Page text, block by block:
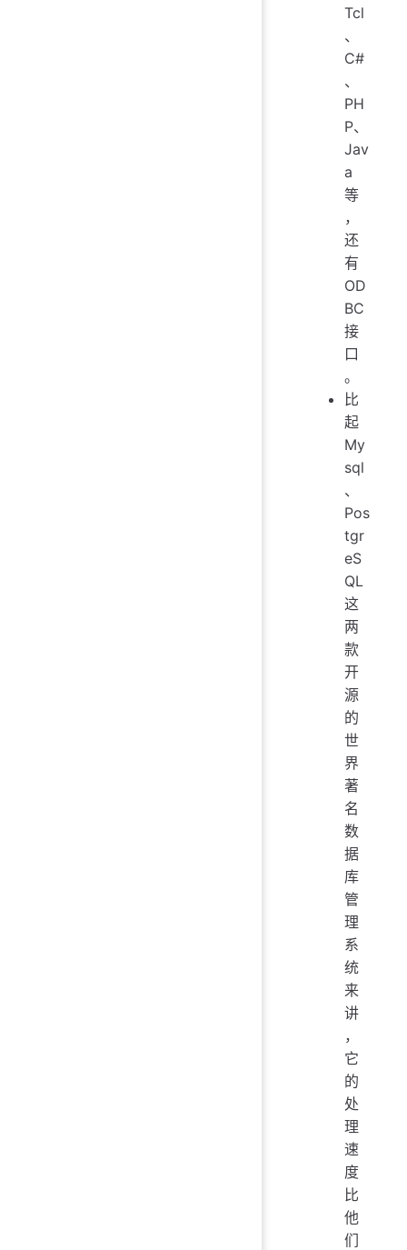
Tcl
、
C#
、
PH
P、
Jav
a
等
，
还
有
OD
BC
接
口
。
比
起
My
sql
、
Pos
tgr
eS
QL
这
两
款
开
源
的
世
界
著
名
数
据
库
管
理
系
统
来
讲
，
它
的
处
理
速
度
比
他
们